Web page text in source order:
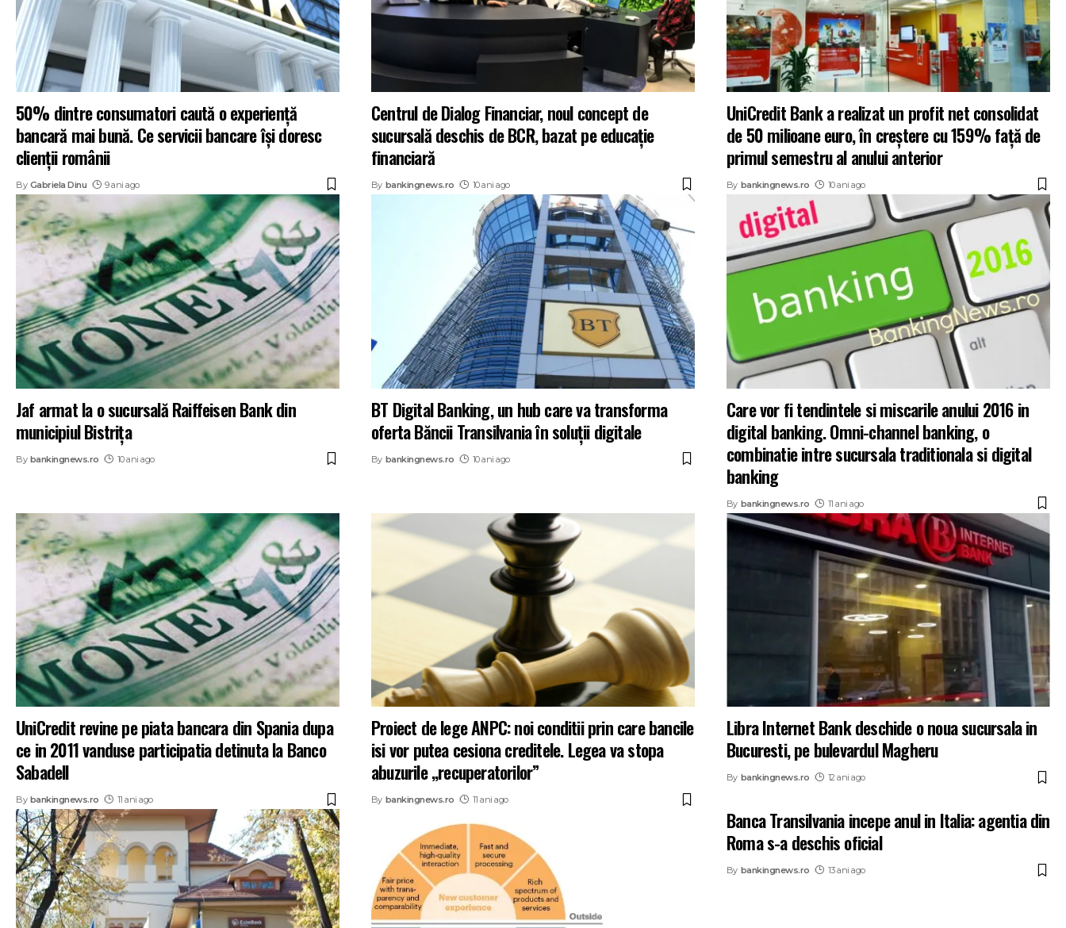
50% dintre consumatori caută o experiență
bancară mai bună. Ce servicii bancare își doresc
clienţii românii
By Gabriela Dinu 9 ani ago
Centrul de Dialog Financiar, noul concept de
sucursală deschis de BCR, bazat pe educație
financiară
By bankingnews.ro 10 ani ago
UniCredit Bank a realizat un profit net consolidat
de 50 milioane euro, în creştere cu 159% faţă de
primul semestru al anului anterior
By bankingnews.ro 10 ani ago
Jaf armat la o sucursală Raiffeisen Bank din
municipiul Bistrița
By bankingnews.ro 10 ani ago
BT Digital Banking, un hub care va transforma
oferta Băncii Transilvania în soluții digitale
By bankingnews.ro 10 ani ago
Care vor fi tendintele si miscarile anului 2016 in
digital banking. Omni-channel banking, o
combinatie intre sucursala traditionala si digital
banking
By bankingnews.ro 11 ani ago
UniCredit revine pe piata bancara din Spania dupa
ce in 2011 vanduse participatia detinuta la Banco
Sabadell
By bankingnews.ro 11 ani ago
Proiect de lege ANPC: noi conditii prin care bancile
isi vor putea cesiona creditele. Legea va stopa
abuzurile „recuperatorilor”
By bankingnews.ro 11 ani ago
Libra Internet Bank deschide o noua sucursala in
Bucuresti, pe bulevardul Magheru
By bankingnews.ro 12 ani ago
Banca Transilvania incepe anul in Italia: agentia din
Roma s-a deschis oficial
By bankingnews.ro 13 ani ago